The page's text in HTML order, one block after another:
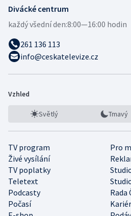
Divácké centrum
každý všední den:8:00—16:00 hodin
261 136 113
info@ceskatelevize.cz
Vzhled
Světlý Tmavý
TV program
Pro
Živé vysílání
TV poplatky
Teletext
Podcasty
Rada
Počasí